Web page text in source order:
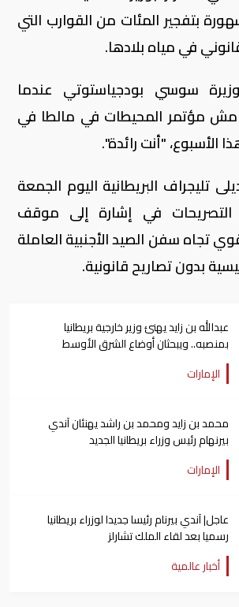
بتفجير المئات من القوارب التي
في مياه بلادها.
سوسي بودجياستوتي عندما
مؤتمر المحيطات في مالطا في
"أنت رائدة".
تليجراف البريطانية اليوم الجمعة
التصريحات في إشارة إلى موقف
تجاه سفن الصيد الأجنبية العاملة
بدون تصاريح قانونية.
عبدالله بن زايد يهنئ وزير خارجية بريطانيا
بمنصبه.. ويبحثان أوضاع الشرق الأوسط
الإمارات
محمد بن زايد ومحمد بن راشد يهنئان آندي
بيرنهام رئيس وزراء بريطانيا الجديد
الإمارات
عاجل| آندي بيرنام رئيسا جديدا لوزراء بريطانيا
رسميا بعد لقاء الملك تشارلز
أخبار عالمية